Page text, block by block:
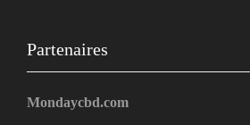
Partenaires
Mondaycbd.com